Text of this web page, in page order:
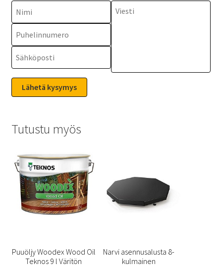
Tutustu myös
Puuöljy Woodex Wood Oil
Teknos 9 l Väritön
Narvi asennusalusta 8-
kulmainen